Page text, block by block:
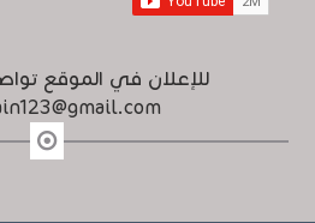
للإعلان في الموقع